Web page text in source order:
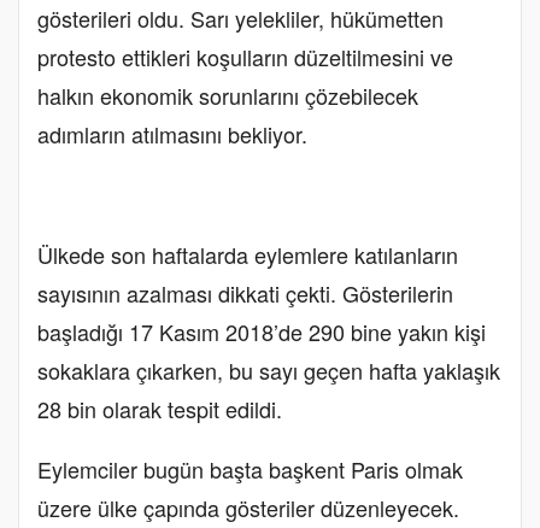
gösterileri oldu. Sarı yelekliler, hükümetten
protesto ettikleri koşulların düzeltilmesini ve
halkın ekonomik sorunlarını çözebilecek
adımların atılmasını bekliyor.
Ülkede son haftalarda eylemlere katılanların
sayısının azalması dikkati çekti. Gösterilerin
başladığı 17 Kasım 2018’de 290 bine yakın kişi
sokaklara çıkarken, bu sayı geçen hafta yaklaşık
28 bin olarak tespit edildi.
Eylemciler bugün başta başkent Paris olmak
üzere ülke çapında gösteriler düzenleyecek.